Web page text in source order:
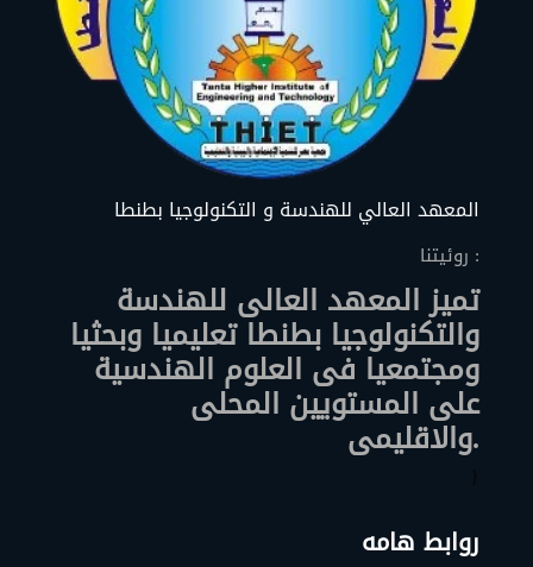
المعهد العالي للهندسة و التكنولوجيا بطنطا
روئيتنا :
والتكنولوجيا بطنطا تعليميا وبحثيا
ومجتمعيا فى العلوم الهندسية
على المستويين المحلى
والاقليمى.
روابط هامه